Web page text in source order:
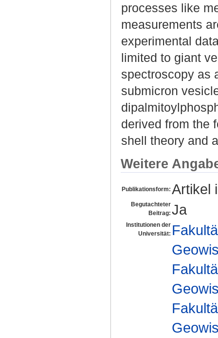
processes like
measurements
experimental
limited to giant
spectroscopy as
submicron
derived from the
shell theory and
Weitere
Publikationsform: Artikel
Begutachteter
Beitrag: Ja
Institutionen der
Universität: